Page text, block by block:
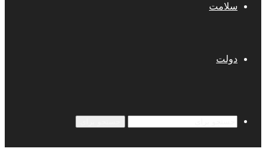
سلامت
دولت